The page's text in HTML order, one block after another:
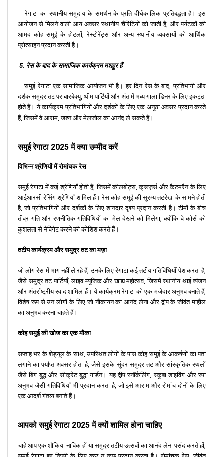
रेगाटा का स्थानीय समुदाय के समर्थन के प्रति दीर्घकालिक प्रतिबद्धता है। इस
आयोजन से मिलने वाली आय अक्सर स्थानीय चैरिटियों को जाती है, और पर्यटकों की
आमद कोह समुई के होटलों, रेस्टोरेंट्स और अन्य स्थानीय व्यवसायों को आर्थिक
प्रोत्साहन प्रदान करती है।
5. रेस के बाद के सामाजिक कार्यक्रम मशहूर हैं
समुई रेगाटा एक सामाजिक आयोजन भी है। हर दिन रेस के बाद, प्रतिभागी और
दर्शक समुद्र तट पर बारबेक्यू, थीम पार्टियों और अंत में भव्य गाला डिनर के लिए इकट्ठा
होते हैं। ये कार्यक्रम प्रतिभागियों और दर्शकों के लिए एक अनूठा अवसर प्रदान करते
हैं, जिसमें वे आराम, जश्न और मेलजोल का आनंद ले सकते हैं।
समुई रेगाटा 2025 में क्या उम्मीद करें
विभिन्न श्रेणियों में रोमांचक रेस
समुई रेगाटा में कई श्रेणियाँ होती हैं, जिसमें कीलबोट्स, क्रूज़र्स और कैटमरैन के लिए
आईआरसी रेसिंग श्रेणियाँ शामिल हैं। रेस कोह समुई की सुरम्य तटरेखा के सामने होती
है, जो प्रतिभागियों और दर्शकों के लिए शानदार दृश्य प्रदान करती है। टीमों के बीच
तीव्र गति और रणनीतिक गतिविधियों का मेल देखने को मिलेगा, क्योंकि वे कोर्स को
कुशलता से नेविगेट करने की कोशिश करते हैं।
तटीय कार्यक्रम और समुद्र तट का मज़ा
जो लोग रेस में भाग नहीं ले रहे हैं, उनके लिए रेगाटा कई तटीय गतिविधियाँ पेश करता है,
जैसे समुद्र तट पार्टियाँ, लाइव म्यूजिक और खाद्य महोत्सव, जिसमें स्थानीय थाई व्यंजन
और अंतर्राष्ट्रीय स्वाद शामिल हैं। ये कार्यक्रम रेगाटा को एक मजेदार अनुभव बनाते हैं,
विशेष रूप से उन लोगों के लिए जो नौकायन का आनंद लेना और द्वीप के जीवंत माहौल
का अनुभव करना चाहते हैं।
कोह समुई की खोज का एक मौका
सप्ताह भर के शेड्यूल के साथ, उपस्थित लोगों के पास कोह समुई के आकर्षणों का पता
लगाने का पर्याप्त अवसर होता है, जैसे इसके सुंदर समुद्र तट और सांस्कृतिक स्थलों
जैसे बिग बुद्ध और सीक्रेट बुद्धा गार्डन। यह द्वीप स्नॉर्कलिंग, स्कूबा डाइविंग और स्पा
अनुभव जैसी गतिविधियाँ भी प्रदान करता है, जो इसे आराम और रोमांच दोनों के लिए
एक आदर्श गंतव्य बनाते हैं।
आपको समुई रेगाटा 2025 में क्यों शामिल होना चाहिए
चाहे आप एक शौकिया नाविक हों या समुद्र तटीय उत्सवों का आनंद लेना पसंद करते हों,